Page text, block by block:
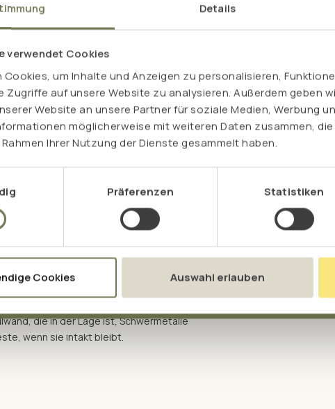
Details
verwendet Cookies
Cookies, um Inhalte und Anzeigen zu personalisieren,
Zugriffe auf unsere Website zu analysieren. Außerdem geben
Website an unsere Partner für soziale Medien, Werbung
möglicherweise mit weiteren Daten zusammen,
Ihrer Nutzung der Dienste gesammelt haben.
Präferenzen Statistiken
Cookies Auswahl erlauben
die zu den ältesten
mehr als zwei Milliarden Jahren und
zu überleben.
gezüchtet, um eine
Besonders in Asien und
sie als beliebte Nahrungsergänzung
Anteil an Nährstoffen aus.
ihre intensive grüne Farbe verleiht
die in der Lage ist, Schwermetalle
wenn sie intakt bleibt.